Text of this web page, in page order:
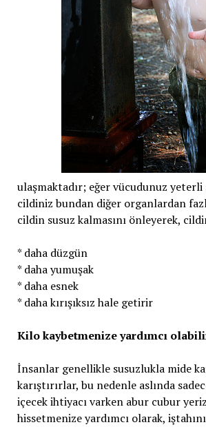
ulaşmaktadır; eğer vücudunuz yeterli
cildiniz bundan diğer organlardan
cildin susuz kalmasını önleyerek,
* daha düzgün
* daha yumuşak
* daha esnek
* daha kırışıksız hale getirir
Kilo kaybetmenize yardımcı
İnsanlar genellikle susuzlukla mide
karıştırırlar, bu nedenle aslında
içecek ihtiyacı varken abur cubur
hissetmenize yardımcı olarak,